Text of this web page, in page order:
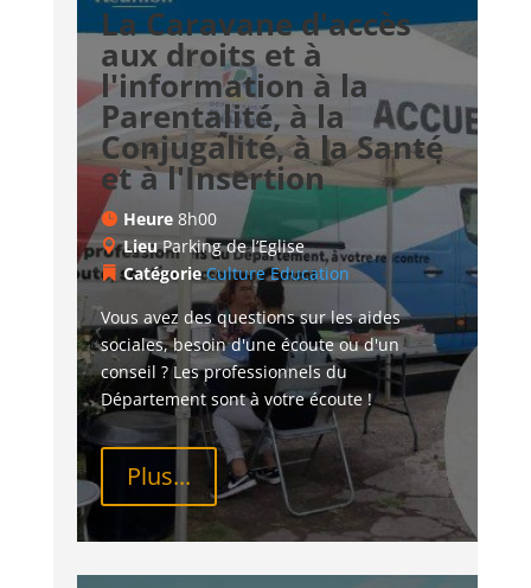
La Caravane d'accès
aux droits et à
l'information à la
Parentalité, à la
Conjugalité, à la Santé
et à l'Insertion
Heure 8h00
LieuParking de l’Eglise
CatégorieCulture Education
Vous avez des questions sur les aides
sociales, besoin d'une écoute ou d'un
conseil ? Les professionnels du
Département sont à votre écoute !
Plus...